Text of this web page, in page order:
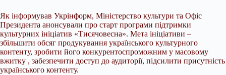
Як інформував Укрінформ, Міністерство культури та Офіс
Президента анонсували про старт програми підтримки
культурних ініціатив «Тисячовесна». Мета ініціативи –
збільшити обсяг продукування українського культурного
контенту, зробити його конкурентоспроможним у масовому
вжитку , забезпечити доступ до аудиторії, підсилити присутність
українського контенту.